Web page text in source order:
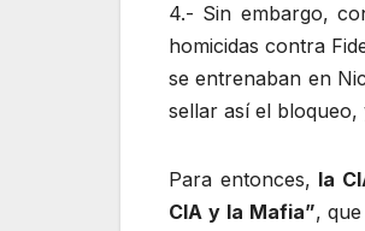
4.- Sin embargo,
homicidas contra
se entrenaban en
sellar así el
Para entonces, la
CIA y la Mafia”,